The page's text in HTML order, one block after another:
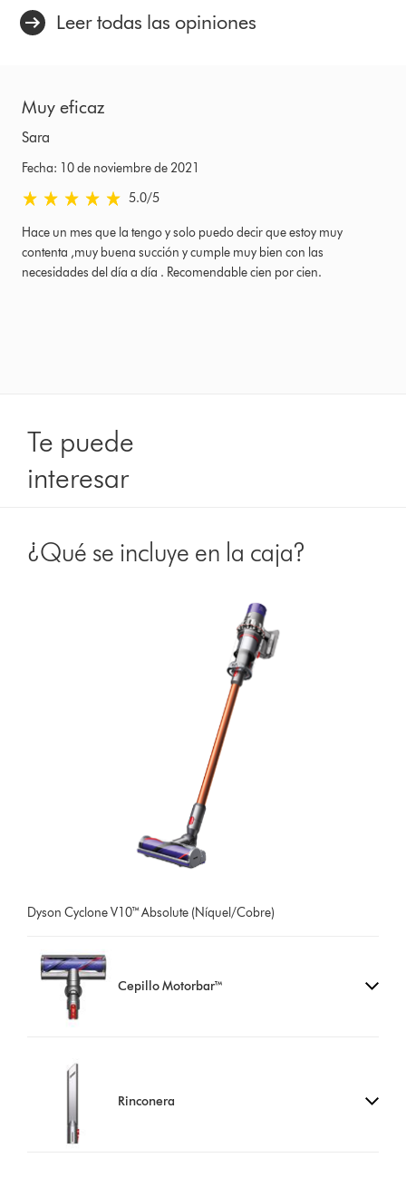
Leer todas las opiniones
Muy eficaz
Sara
Fecha: 10 de noviembre de 2021
5.0 estrellas de 5 de Fecha: 10 de noviembre de 2021 Ratings
5.0/5
Hace un mes que la tengo y solo puedo decir que estoy muy
contenta ,muy buena succión y cumple muy bien con las
necesidades del día a día . Recomendable cien por cien.
Te puede
interesar
¿Qué se incluye en la caja?
Dyson Cyclone V10™ Absolute (Níquel/Cobre)
Cepillo Motorbar™
Rinconera